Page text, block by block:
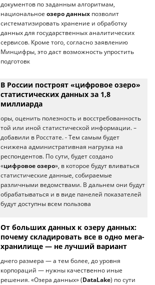
документов по заданным алгоритмам,
национальное озеро данных позволит
систематизировать хранение и обработку
данных для государственных аналитических
сервисов. Кроме того, согласно заявлению
Минцифры, это даст возможность упростить
подготовк
В России построят «цифровое озеро»
статистических данных за 1,8
миллиарда
оры, оценить полезность и восстребованность
той или иной статистической информации. –
добавили в Росстате. - Тем самым будет
снижена административная нагрузка на
респондентов. По сути, будет создано
«цифровое озеро», в которое будут вливаться
статистические данные, собираемые
различными ведомствами. В дальнем они будут
обрабатываться и в виде панелей показателей
будут доступны всем пользова
От больших данных к озеру данных:
почему складировать все в одно мега-
хранилище — не лучший вариант
днего размера — а тем более, до уровня
корпораций — нужны качественно иные
решения. «Озера данных» (DataLake) по сути